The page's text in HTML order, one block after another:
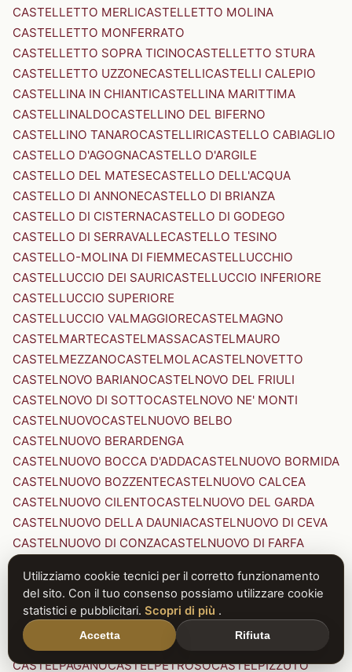
CASTELLETTO MERLICASTELLETTO MOLINA
CASTELLETTO MONFERRATO
CASTELLETTO SOPRA TICINOCASTELLETTO STURA
CASTELLETTO UZZONECASTELLICASTELLI CALEPIO
CASTELLINA IN CHIANTICASTELLINA MARITTIMA
CASTELLINALDOCASTELLINO DEL BIFERNO
CASTELLINO TANAROCASTELLIRICASTELLO CABIAGLIO
CASTELLO D'AGOGNACASTELLO D'ARGILE
CASTELLO DEL MATESECASTELLO DELL'ACQUA
CASTELLO DI ANNONECASTELLO DI BRIANZA
CASTELLO DI CISTERNACASTELLO DI GODEGO
CASTELLO DI SERRAVALLECASTELLO TESINO
CASTELLO-MOLINA DI FIEMMECASTELLUCCHIO
CASTELLUCCIO DEI SAURICASTELLUCCIO INFERIORE
CASTELLUCCIO SUPERIORE
CASTELLUCCIO VALMAGGIORECASTELMAGNO
CASTELMARTECASTELMASSACASTELMAURO
CASTELMEZZANOCASTELMOLACASTELNOVETTO
CASTELNOVO BARIANOCASTELNOVO DEL FRIULI
CASTELNOVO DI SOTTOCASTELNOVO NE' MONTI
CASTELNUOVOCASTELNUOVO BELBO
CASTELNUOVO BERARDENGA
CASTELNUOVO BOCCA D'ADDACASTELNUOVO BORMIDA
CASTELNUOVO BOZZENTECASTELNUOVO CALCEA
CASTELNUOVO CILENTOCASTELNUOVO DEL GARDA
CASTELNUOVO DELLA DAUNIACASTELNUOVO DI CEVA
CASTELNUOVO DI CONZACASTELNUOVO DI FARFA
CASTELNUOVO DI PORTO CASTELNUOVO DON BOSCO
CASTELNUOVO MAGRACASTELNUOVO NIGRA
CASTELNUOVO PARANOCASTELNUOVO RANGONE
CASTELNUOVO SCRIVIA
CASTELNUOVO VAL DI CECINA
CASTELPAGANOCASTELPETROSOCASTELPIZZUTO
Utilizziamo cookie tecnici per il corretto funzionamento
del sito. Con il tuo consenso possiamo utilizzare cookie
statistici e pubblicitari. Scopri di più .
Accetta Rifiuta